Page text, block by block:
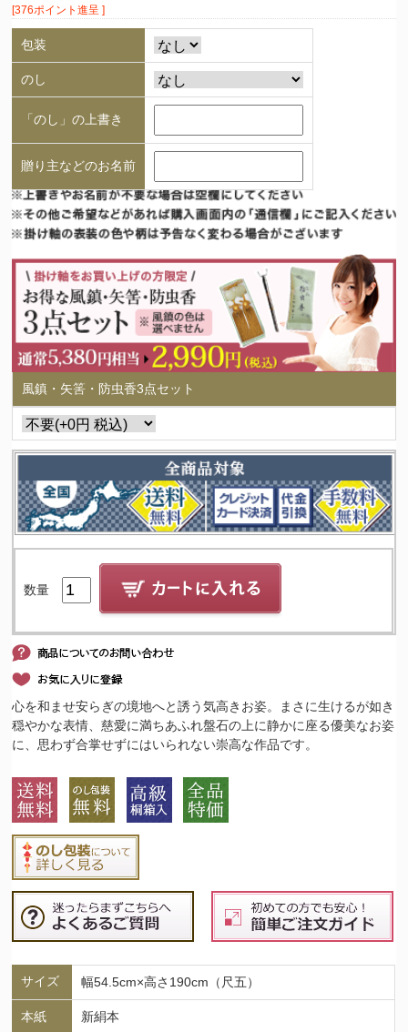
[376ポイント進呈 ]
包装
のし
「のし」の上書き
贈り主などのお名前
風鎮・矢筈・防虫香3点セット
数量
心を和ませ安らぎの境地へと誘う気高きお姿。まさに生けるが如き
穏やかな表情、慈愛に満ちあふれ盤石の上に静かに座る優美なお姿
に、思わず合掌せずにはいられない崇高な作品です。
サイズ 幅54.5cm×高さ190cm（尺五）
本紙 新絹本